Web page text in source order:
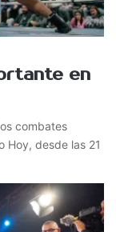
en
combates
Hoy, desde las 21